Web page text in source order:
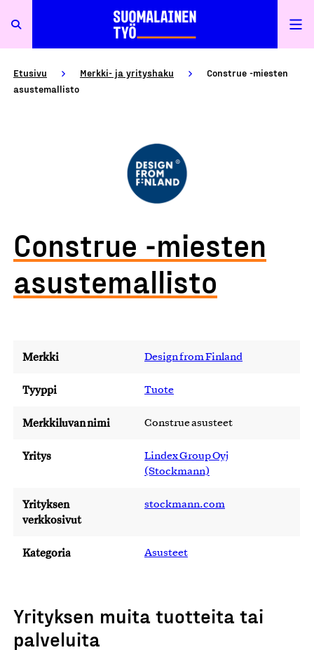
Etusivu Merkki- ja yrityshaku
Construe -miesten
asustemallisto
Construe -miesten
asustemallisto
Merkki Design from Finland
Tyyppi Tuote
Merkkiluvan nimi Construe asusteet
Yritys
Lindex Group Oyj
(Stockmann)
Yrityksen
verkkosivut
stockmann.com
Kategoria Asusteet
Yrityksen muita tuotteita tai
palveluita